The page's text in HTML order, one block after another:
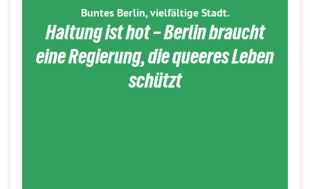
Buntes Berlin, vielfältige Stadt.
Haltung ist hot – Berlin braucht
eine Regierung, die queeres Leben
schützt